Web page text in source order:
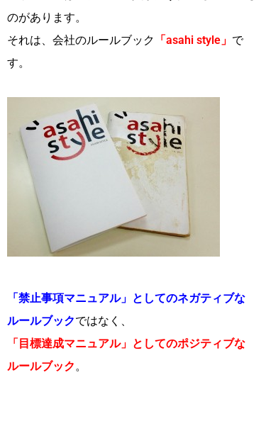
のがあります。
それは、会社のルールブック 「asahi style」 で
す。
「禁止事項マニュアル」としてのネガティブな
ルールブックではなく、
「目標達成マニュアル」としてのポジティブな
ルールブック 。